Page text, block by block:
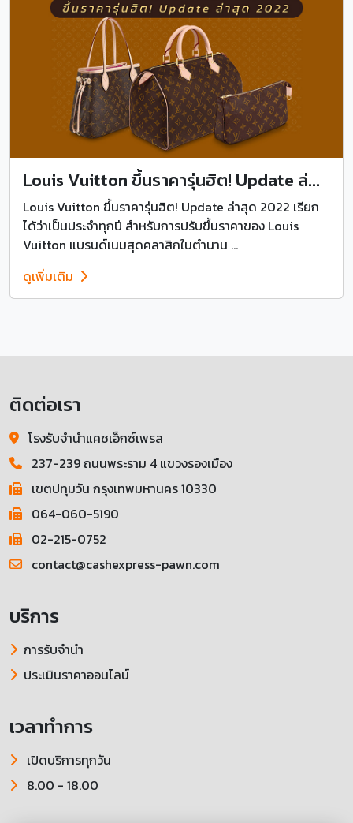
Louis Vuitton ขึ้นราคารุ่นฮิต! Update ล่...
Louis Vuitton ขึ้นราคารุ่นฮิต! Update ล่าสุด 2022 เรียก
ได้ว่าเป็นประจำทุกปี สำหรับการปรับขึ้นราคาของ Louis
Vuitton แบรนด์เนมสุดคลาสิกในตำนาน ...
ดูเพิ่มเติม
ติดต่อเรา
โรงรับจำนำแคชเอ็กซ์เพรส
237-239 ถนนพระราม 4 แขวงรองเมือง
เขตปทุมวัน กรุงเทพมหานคร 10330
064-060-5190
02-215-0752
contact@cashexpress-pawn.com
บริการ
การรับจำนำ
ประเมินราคาออนไลน์
เวลาทำการ
เปิดบริการทุกวัน
8.00 - 18.00